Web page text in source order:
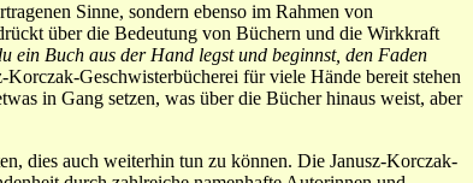
Sinne, sondern ebenso im Rahmen von
über die Bedeutung von Büchern und die Wirkkraft
ein Buch aus der Hand legst und beginnst, den Faden
Geschwisterbücherei für viele Hände bereit stehen
in Gang setzen, was über die Bücher hinaus weist, aber
dies auch weiterhin tun zu können. Die Janusz-Korczak-